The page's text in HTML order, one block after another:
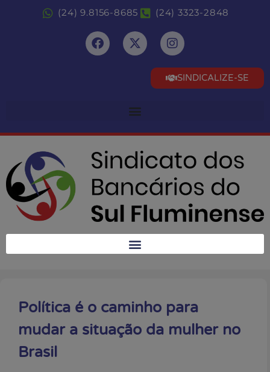
(24) 9.8156-8685 (24) 3323-2848
SINDICALIZE-SE
Política é o caminho para
mudar a situação da mulher no
Brasil